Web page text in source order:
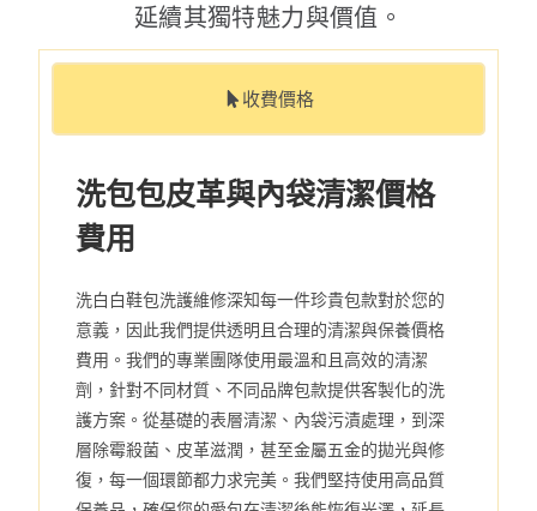
延續其獨特魅力與價值。
收費價格
洗包包皮革與內袋清潔價格
費用
洗白白鞋包洗護維修深知每一件珍貴包款對於您的
意義，因此我們提供透明且合理的清潔與保養價格
費用。我們的專業團隊使用最溫和且高效的清潔
劑，針對不同材質、不同品牌包款提供客製化的洗
護方案。從基礎的表層清潔、內袋污漬處理，到深
層除霉殺菌、皮革滋潤，甚至金屬五金的拋光與修
復，每一個環節都力求完美。我們堅持使用高品質